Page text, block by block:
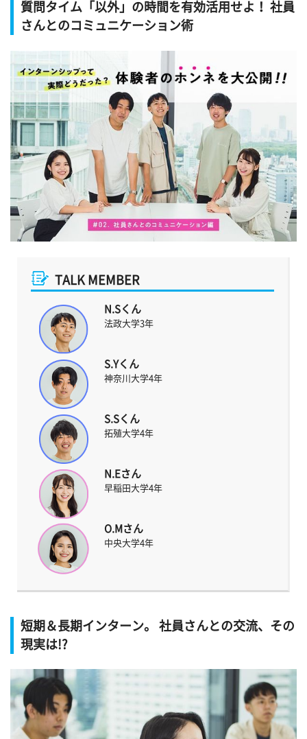
質問タイム「以外」の時間を有効活用せよ！ 社員
さんとのコミュニケーション術
TALK MEMBER
N.Sくん
法政大学3年
S.Yくん
神奈川大学4年
S.Sくん
拓殖大学4年
N.Eさん
早稲田大学4年
O.Mさん
中央大学4年
短期＆長期インターン。 社員さんとの交流、その
現実は!?